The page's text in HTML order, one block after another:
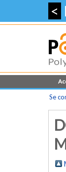
<
Se